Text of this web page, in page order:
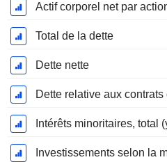
Actif corporel net par
Total de la dette
Dette nette
Dette relative aux